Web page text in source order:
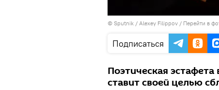
© Sputnik / Alexey Filippov / Перейти в
Подписаться
Поэтическая
ставит своей целью